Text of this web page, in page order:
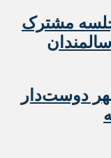
مشترک
دوست‌دار